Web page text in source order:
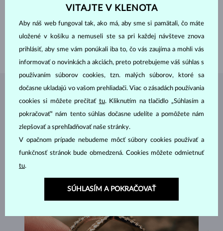
9.6 mm
VÝŠKA 21.0 mm
DĹŽKA 420.00 mm
VÁHA 1.70 g
ŠPERKY Z ATELIÉRU KLENOTA
VITAJTE V KLENOTA
Aby náš web fungoval tak, ako má, aby sme si pamätali, čo máte
uložené v košíku a nemuseli ste sa pri každej návšteve znova
prihlásiť, aby sme vám ponúkali iba to, čo vás zaujíma a mohli vás
informovať o novinkách a akciách, preto potrebujeme váš súhlas s
používaním súborov cookies, tzn. malých súborov, ktoré sa
dočasne ukladajú vo vašom prehliadači. Viac o zásadách používania
cookies si môžete prečítať tu. Kliknutím na tlačidlo „Súhlasím a
pokračovať“ nám tento súhlas dočasne udelíte a pomôžete nám
zlepšovať a sprehľadňovať naše stránky.
V opačnom prípade nebudeme môcť súbory cookies používať a
funkčnosť stránok bude obmedzená. Cookies môžete odmietnuť
tu.
SÚHLASÍM A POKRAČOVAŤ